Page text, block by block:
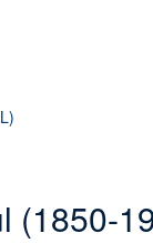
(1850-